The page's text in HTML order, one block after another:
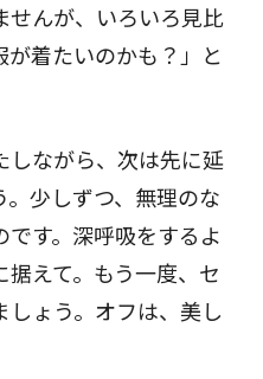
せんが、いろいろ見比
着たいのかも？」と
しながら、次は先に延
少しずつ、無理のな
す。深呼吸をするよ
えて。もう一度、セ
しょう。オフは、美し